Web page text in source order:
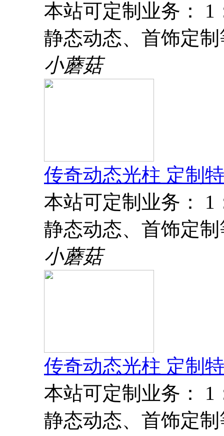
本站可定制业务： 1
静态动态、首饰定
小蘑菇
传奇动态光柱 定制
本站可定制业务： 1
静态动态、首饰定
小蘑菇
传奇动态光柱 定制
本站可定制业务： 1
静态动态、首饰定